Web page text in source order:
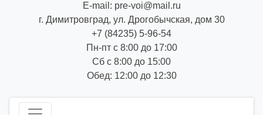
E-mail: pre-voi@mail.ru
г. Димитровград, ул. Дрогобычская, дом 30
+7 (84235) 5-96-54
Пн-пт с 8:00 до 17:00
Сб с 8:00 до 15:00
Обед: 12:00 до 12:30